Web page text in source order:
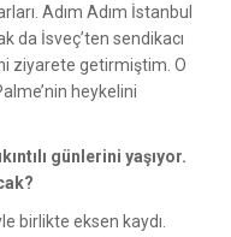
Adım Adım İstanbul
da İsveç’ten sendikacı
ziyarete getirmiştim. O
heykelini
günlerini yaşıyor.
birlikte eksen kaydı.